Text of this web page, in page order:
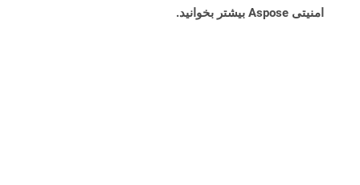
امنیتی Aspose بیشتر بخوانید.